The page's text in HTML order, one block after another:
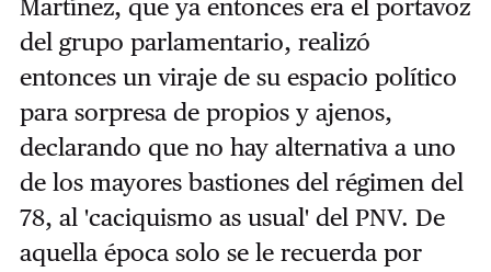
Martínez, que ya entonces era el portavoz
del grupo parlamentario, realizó
entonces un viraje de su espacio político
para sorpresa de propios y ajenos,
declarando que no hay alternativa a uno
de los mayores bastiones del régimen del
78, al 'caciquismo as usual' del PNV. De
aquella época solo se le recuerda por